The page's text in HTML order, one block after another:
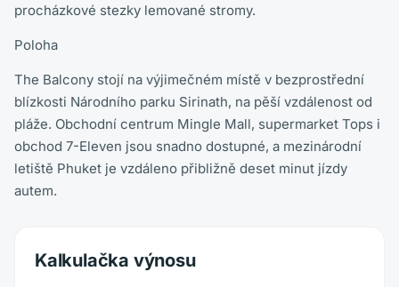
procházkové stezky lemované stromy.
Poloha
The Balcony stojí na výjimečném místě v bezprostřední
blízkosti Národního parku Sirinath, na pěší vzdálenost od
pláže. Obchodní centrum Mingle Mall, supermarket Tops i
obchod 7-Eleven jsou snadno dostupné, a mezinárodní
letiště Phuket je vzdáleno přibližně deset minut jízdy
autem.
Kalkulačka výnosu